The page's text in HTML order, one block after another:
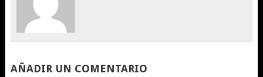
AÑADIR UN COMENTARIO